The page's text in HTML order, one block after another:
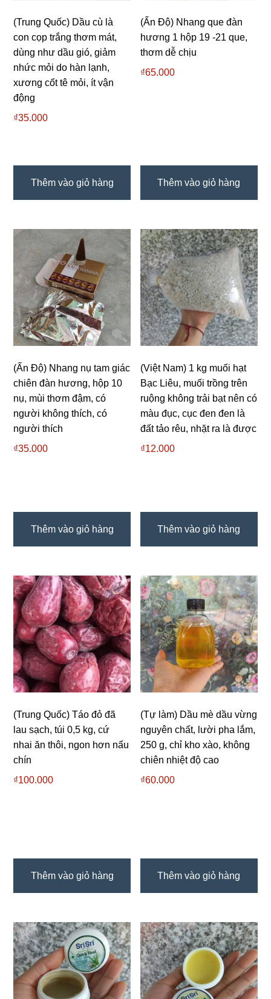
(Trung Quốc) Dầu cù là
con cọp trắng thơm mát,
dùng như dầu gió, giảm
nhức mỏi do hàn lạnh,
xương cốt tê mỏi, ít vận
động
₫35.000
Thêm vào giỏ hàng
(Ấn Độ) Nhang que đàn
hương 1 hộp 19 -21 que,
thơm dễ chịu
₫65.000
Thêm vào giỏ hàng
(Ấn Độ) Nhang nụ tam giác
chiên đàn hương, hộp 10
nụ, mùi thơm đậm, có
người không thích, có
người thích
₫35.000
Thêm vào giỏ hàng
(Việt Nam) 1 kg muối hạt
Bạc Liêu, muối trồng trên
ruộng không trải bạt nên có
màu đục, cục đen đen là
đất tảo rêu, nhặt ra là được
₫12.000
Thêm vào giỏ hàng
(Trung Quốc) Táo đỏ đã
lau sạch, túi 0,5 kg, cứ
nhai ăn thôi, ngon hơn nấu
chín
₫100.000
Thêm vào giỏ hàng
(Tự làm) Dầu mè dầu vừng
nguyên chất, lười pha lắm,
250 g, chỉ kho xào, không
chiên nhiệt độ cao
₫60.000
Thêm vào giỏ hàng